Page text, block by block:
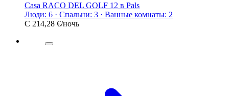
Casa RACO DEL GOLF 12 в Pals
Люди: 6 · Спальни: 3 · Ванные комнаты: 2
С 214,28 €/ночь